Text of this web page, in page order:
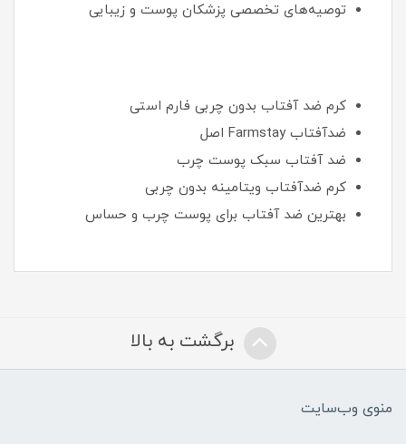
توصیه‌های تخصصی پزشکان پوست و زیبایی
کرم ضد آفتاب بدون چربی فارم استی
ضدآفتاب Farmstay اصل
ضد آفتاب سبک پوست چرب
کرم ضدآفتاب ویتامینه بدون چربی
بهترین ضد آفتاب برای پوست چرب و حساس
برگشت به بالا
منوی وب‌سایت